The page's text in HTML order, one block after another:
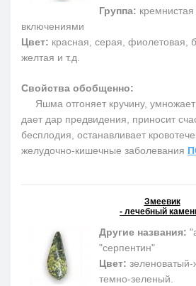
Группа:
включениями
Цвет: красная, серая, фиолетовая,
желтая и т.д.
Свойства обобщенно:
Яшма отгоняет кручину, умножает
дает дар предвидения, приносит
бесплодия, останавливает
желудочно-кишечные заболевания
Змеевик
- лечебный
Другие названия:
"серпентин"
Цвет:
темно-зеленый.